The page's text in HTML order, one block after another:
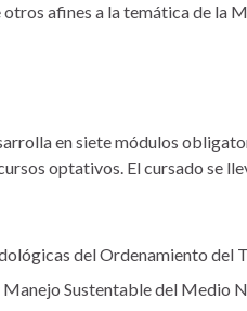
afines a la temática de la
en siete módulos
optativos. El cursado se
del Ordenamiento del
Sustentable del Medio